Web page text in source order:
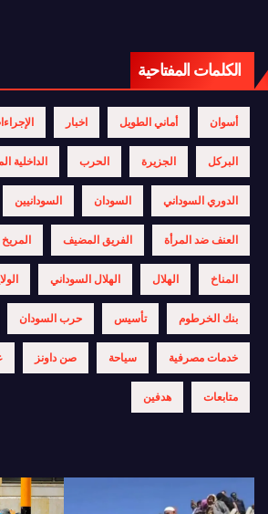
الكلمات المفتاحية
أسوان أماني الطويل اخبار
البركل الجزيرة الحرب الداخلية
الدوري السوداني السودان السودانيين
العنف ضد المرأة الفريق المضيف المريخ
المناخ الهلال الهلال السوداني
بنك الخرطوم تأسيس حرب السودان
خدمات مصرفية سياحة صن داونز
متابعات هدفين